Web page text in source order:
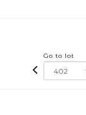
Go to lot